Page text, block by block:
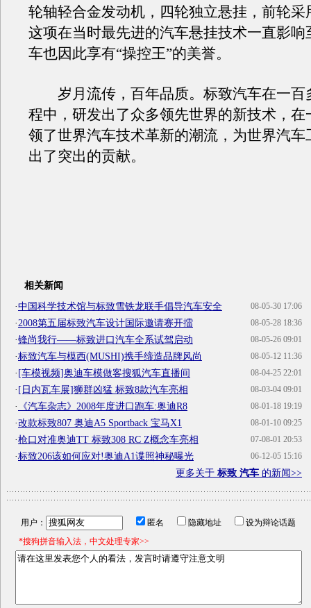
轮轴轻合金发动机，四轮独立悬挂，前轮采
这项在当时最先进的汽车悬挂技术一直影响
车也因此享有“操控王”的美誉。
岁月流传，百年品质。标致汽车在一百
程中，研发出了众多领先世界的新技术，在
领了世界汽车技术革新的潮流，为世界汽车
出了突出的贡献。
相关新闻
08-05-30 17:06
·中国科学技术馆与标致雪铁龙联手倡导汽车安全
08-05-28 18:36
·2008第五届标致汽车设计国际邀请赛开擂
08-05-26 09:01
·锋尚我行——标致进口汽车全系试驾启动
08-05-12 11:36
·标致汽车与模西(MUSHI)携手缔造品牌风尚
08-04-25 22:01
·[车模视频]奥迪车模做客搜狐汽车直播间
08-03-04 09:01
·[日内瓦车展]狮群凶猛 标致8款汽车亮相
08-01-18 19:19
· 《汽车杂志》2008年度进口跑车:奥迪R8
08-01-10 09:25
·改款标致807 奥迪A5 Sportback 宝马X1
07-08-01 20:53
·枪口对准奥迪TT 标致308 RC Z概念车亮相
06-12-05 15:16
·标致206该如何应对!奥迪A1谍照神秘曝光
更多关于 标致 汽车 的新闻>>
用户： 匿名 隐藏地址
设为辩论话题
*搜狗拼音输入法，中文处理专家>>